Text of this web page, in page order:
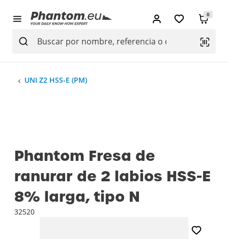
0
UNI Z2 HSS-E (PM)
Phantom Fresa de
ranurar de 2 labios HSS-E
8% larga, tipo N
32520